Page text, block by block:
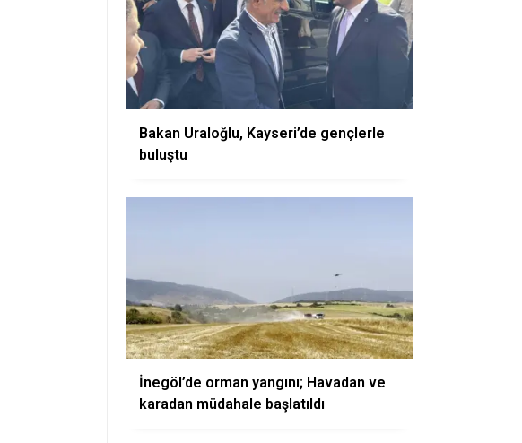
Bakan Uraloğlu, Kayseri’de gençlerle
buluştu
İnegöl’de orman yangını; Havadan ve
karadan müdahale başlatıldı